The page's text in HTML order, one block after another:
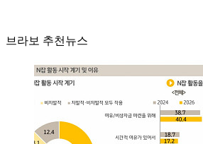
브라보 추천뉴스